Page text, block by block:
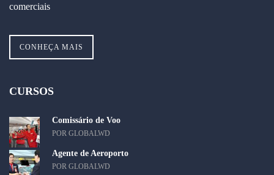
comerciais
CONHEÇA MAIS
CURSOS
Comissário de Voo
POR GLOBALWD
Agente de Aeroporto
POR GLOBALWD